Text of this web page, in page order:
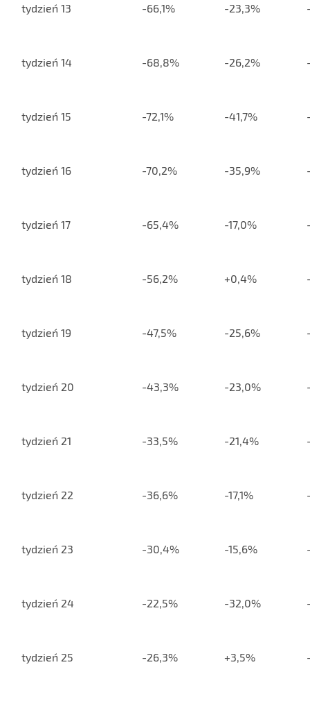
tydzień 13 -66,1% -23,3%
tydzień 14 -68,8% -26,2%
tydzień 15 -72,1% -41,7%
tydzień 16 -70,2% -35,9%
tydzień 17 -65,4% -17,0%
tydzień 18 -56,2% +0,4%
tydzień 19 -47,5% -25,6%
tydzień 20 -43,3% -23,0%
tydzień 21 -33,5% -21,4%
tydzień 22 -36,6% -17,1%
tydzień 23 -30,4% -15,6%
tydzień 24 -22,5% -32,0%
tydzień 25 -26,3% +3,5%